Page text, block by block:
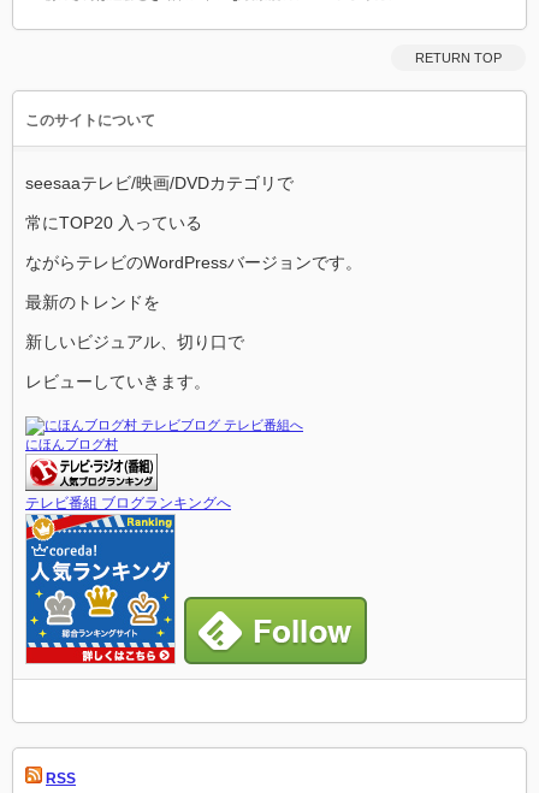
RETURN TOP
このサイトについて
seesaaテレビ/映画/DVDカテゴリで
常にTOP20 入っている
ながらテレビのWordPressバージョンです。
最新のトレンドを
新しいビジュアル、切り口で
レビューしていきます。
にほんブログ村
テレビ番組 ブログランキングへ
RSS